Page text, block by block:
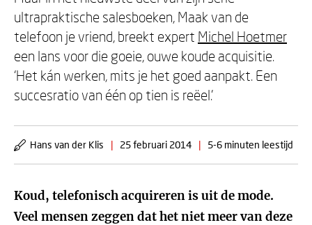
ultrapraktische salesboeken, Maak van de
telefoon je vriend, breekt expert Michel Hoetmer
een lans voor die goeie, ouwe koude acquisitie.
‘Het kán werken, mits je het goed aanpakt. Een
succesratio van één op tien is reëel.’
Hans van der Klis | 25 februari 2014 | 5-6 minuten leestijd
Koud, telefonisch acquireren is uit de mode.
Veel mensen zeggen dat het niet meer van deze